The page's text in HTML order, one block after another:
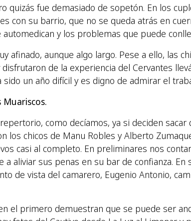
quizás fue demasiado de sopetón. En los
con su barrio, que no se queda atrás en
y los problemas que puede
afinado, aunque algo largo. Pese a ello, las
de la experiencia del Cervantes
sido un año difícil y es digno de admirar el
Muariscos.
como decíamos, ya si deciden sacar
los chicos de Manu Robles y Alberto
casi al completo. En preliminares nos
a aliviar sus penas en su bar de confianza.
de vista del camarero, Eugenio Antonio,
el primero demuestran que se puede ser